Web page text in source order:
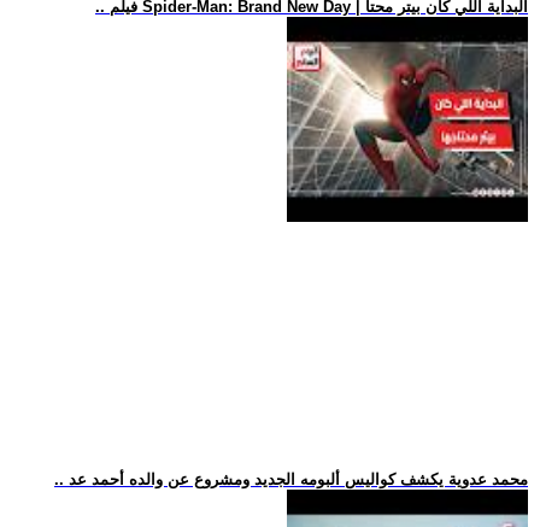
.. فيلم Spider-Man: Brand New Day | البداية اللي كان بيتر محتا
.. محمد عدوية يكشف كواليس ألبومه الجديد ومشروع عن والده أحمد عد